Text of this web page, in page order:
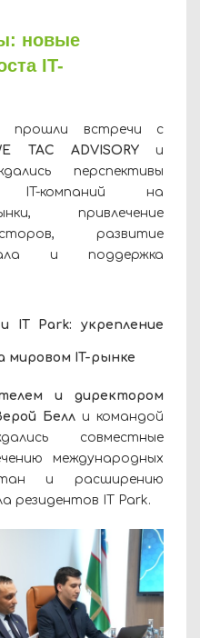
новые
IT-
прошли встречи с
TAC ADVISORYи
перспективы
IT-компаний на
привлечение
развитие
и поддержка
и IT Park: укрепление
мировом IT-рынке
и директором
Белл и командой
совместные
международных
и расширению
резидентов IT Park.